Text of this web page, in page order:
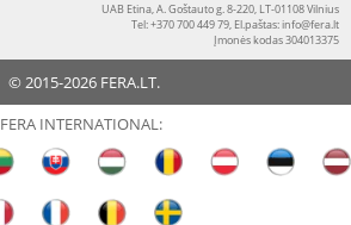
UAB Etina, A. Goštauto g. 8-220, LT-01108 Vilnius
Tel: +370 700 449 79, El.paštas:info@fera.lt
Įmonės kodas 304013375
© 2015-2026 FERA.LT.
FERA INTERNATIONAL: